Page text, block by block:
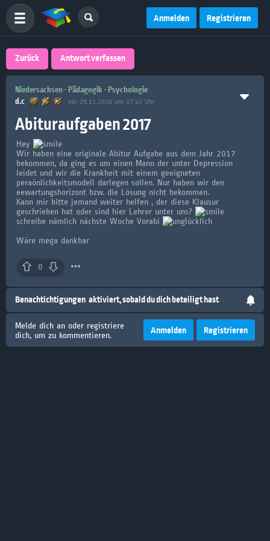
Anmelden Registrieren
Zurück Antwort verfassen
Niedersachsen - Pädagogik - Psychologie
d.c
vor 25.11.2020 um 17:42 Uhr
Abituraufgaben 2017
Hey
Wir haben eine originale Abitur Aufgabe aus dem Jahr 2017
bekommen, da ging es um einen Mann der unter Depression
leidet und wir die Krankheit mit einem geeigneten
peraönlichkeitsmodell darlegen sollen. Nur haben wir den
eewartungshorizont bzw. die Lösung nicht bekommen.
Kann mir bitte jemand weiter helfen , der diese Klausur
geschrieben hat oder sind hier Lehrer unter uns?
schreibe nämlich nächste Woche Vorabi
Wäre mega dankbar
0
Benachtichtigungen aktiviert, sobald du dich beteiligt hast
Melde dich an oder registriere
dich, um zu kommentieren.
Anmelden Registrieren